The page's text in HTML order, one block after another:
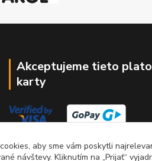
Akceptujeme tieto
karty
aby sme vám poskytli
návštevy. Kliknutím na „Prijať“